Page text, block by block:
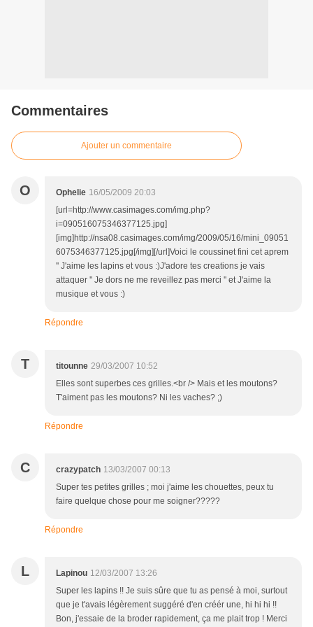
Commentaires
Ajouter un commentaire
O Ophelie 16/05/2009 20:03
[url=http://www.casimages.com/img.php?
i=090516075346377125.jpg]
[img]http://nsa08.casimages.com/img/2009/05/16/mini_09051
6075346377125.jpg[/img][/url]Voici le coussinet fini cet aprem
'' J'aime les lapins et vous :)J'adore tes creations je vais
attaquer '' Je dors ne me reveillez pas merci '' et J'aime la
musique et vous :)
Répondre
T titounne 29/03/2007 10:52
Elles sont superbes ces grilles.<br /> Mais et les moutons?
T'aiment pas les moutons? Ni les vaches? ;)
Répondre
C crazypatch 13/03/2007 00:13
Super tes petites grilles ; moi j'aime les chouettes, peux tu
faire quelque chose pour me soigner?????
Répondre
L Lapinou 12/03/2007 13:26
Super les lapins !! Je suis sûre que tu as pensé à moi, surtout
que je t'avais légèrement suggéré d'en créér une, hi hi hi !!
Bon, j'essaie de la broder rapidement, ça me plait trop ! Merci